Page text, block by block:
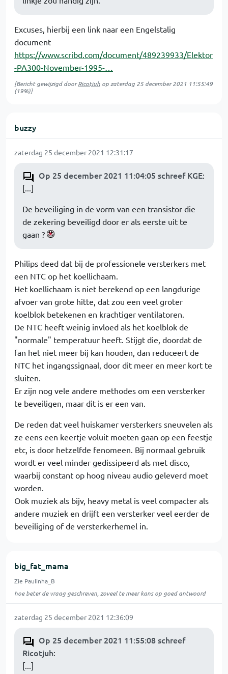
Excuses, hierbij een link naar een Engelstalig
document
https://www.scribd.com/document/489239933/Elektor
-PA300-November-1995-…
[Bericht gewijzigd doorRicotjuh op zaterdag 25 december 2021 11:55:49
(19%)]
buzzy
zaterdag 25 december 2021 12:31:17
Op 25 december 2021 11:04:05 schreef KGE:
[...]
De beveiliging in de vorm van een transistor die
de zekering beveiligd door er als eerste uit te
gaan ?
Philips deed dat bij de professionele versterkers met
een NTC op het koellichaam.
Het koellichaam is niet berekend op een langdurige
afvoer van grote hitte, dat zou een veel groter
koelblok betekenen en krachtiger ventilatoren.
De NTC heeft weinig invloed als het koelblok de
"normale" temperatuur heeft. Stijgt die, doordat de
fan het niet meer bij kan houden, dan reduceert de
NTC het ingangssignaal, door dit meer en meer kort te
sluiten.
Er zijn nog vele andere methodes om een versterker
te beveiligen, maar dit is er een van.
De reden dat veel huiskamer versterkers sneuvelen als
ze eens een keertje voluit moeten gaan op een feestje
etc, is door hetzelfde fenomeen. Bij normaal gebruik
wordt er veel minder gedissipeerd als met disco,
waarbij constant op hoog niveau audio geleverd moet
worden.
Ook muziek als bijv, heavy metal is veel compacter als
andere muziek en drijft een versterker veel eerder de
beveiliging of de versterkerhemel in.
big_fat_mama
Zie Paulinha_B
hoe beter de vraag geschreven, zoveel te meer kans op goed antwoord
zaterdag 25 december 2021 12:36:09
Op 25 december 2021 11:55:08 schreef
Ricotjuh:
[...]